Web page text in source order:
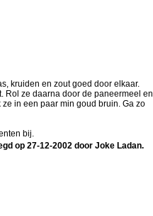
kruiden en zout goed door elkaar.
Rol ze daarna door de paneermeel en
in een paar min goud bruin. Ga zo
bij.
op 27-12-2002 door Joke Ladan.